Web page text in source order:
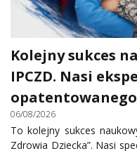
Kolejny sukces
IPCZD. Nasi
06/08/2026
To kolejny sukces
Zdrowia Dziecka”. Nasi